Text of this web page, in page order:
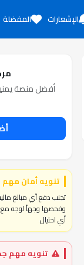
الإشعارات المفضلة
أفضل منصة يمنية
تنويه أمان مهم
تجنب دفع أي مبالغ
وفحصها وجهاً لوجه مع
أي احتيال.
تنويه مهم